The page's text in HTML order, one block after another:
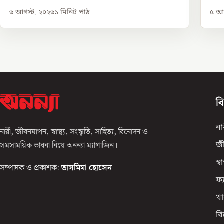
৬ আগস্ট, ২০২৬১ মিনিট পাঠ ৫
নারী, জীবনযাপন, স্বাস্থ্য, সংস্কৃতি, সাহিত্য, বিনোদন ও
সমসাময়িক ভাবনা নিয়ে অনন্যা ম্যাগাজিন।
সম্পাদক ও প্রকাশক: তাসমিমা হোসেন